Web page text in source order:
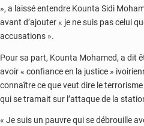
», a laissé entendre Kounta Sidi
avant d’ajouter « je ne suis pas celui
accusations ».
Pour sa part, Kounta Mohamed, a dit
avoir « confiance en la justice »
connaître ce que veut dire le
qui se tramait sur l’attaque de la
« Je suis un pauvre qui se débrouille